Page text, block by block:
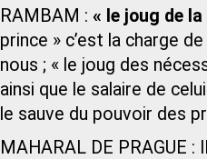
RAMBAM : « le joug de la
prince » c’est la charge
nous ; « le joug des
ainsi que le salaire de
le sauve du pouvoir des
MAHARAL DE PRAGUE